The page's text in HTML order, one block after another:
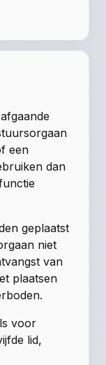
een
dan
geplaatst
niet
van
plaatsen
voor
lid,